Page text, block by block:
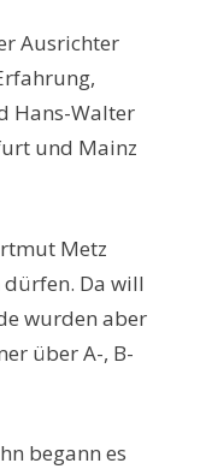
Ausrichter
Hans-Walter
und Mainz
Metz
Da will
wurden aber
über A-, B-
begann es